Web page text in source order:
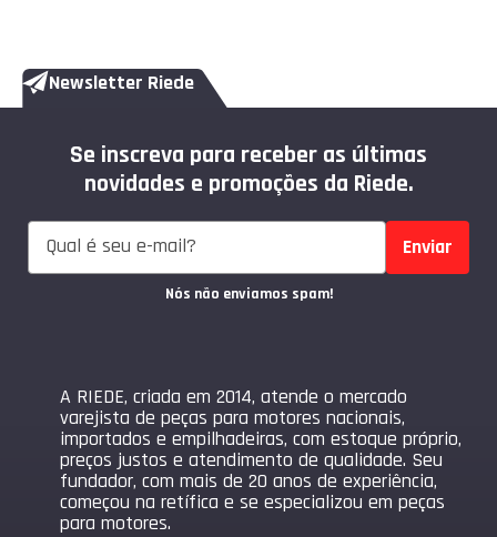
Newsletter Riede
Se inscreva para receber as últimas
novidades e promoções da Riede.
Enviar
Nós não enviamos spam!
A RIEDE, criada em 2014, atende o mercado
varejista de peças para motores nacionais,
importados e empilhadeiras, com estoque próprio,
preços justos e atendimento de qualidade. Seu
fundador, com mais de 20 anos de experiência,
começou na retífica e se especializou em peças
para motores.